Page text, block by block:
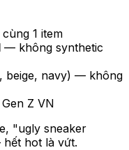
1 item
— không synthetic
beige, navy) — không
Z VN
"ugly sneaker
hot là vứt.